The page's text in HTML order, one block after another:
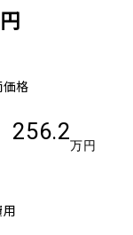
格
256.2
万円